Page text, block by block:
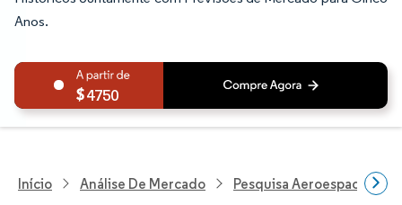
Anos.
4750
Início Análise De Mercado Pesquisa Aeroespacial E